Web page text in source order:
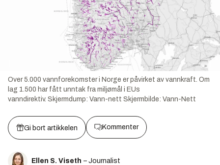
Over 5.000 vannforekomster i Norge er påvirket av vannkraft. Om
lag 1.500 har fått unntak fra miljømål i EUs
vanndirektiv. Skjermdump: Vann-nett Skjermbilde: Vann-Nett
Gi bort artikkelen Kommenter
Ellen S. Viseth – Journalist